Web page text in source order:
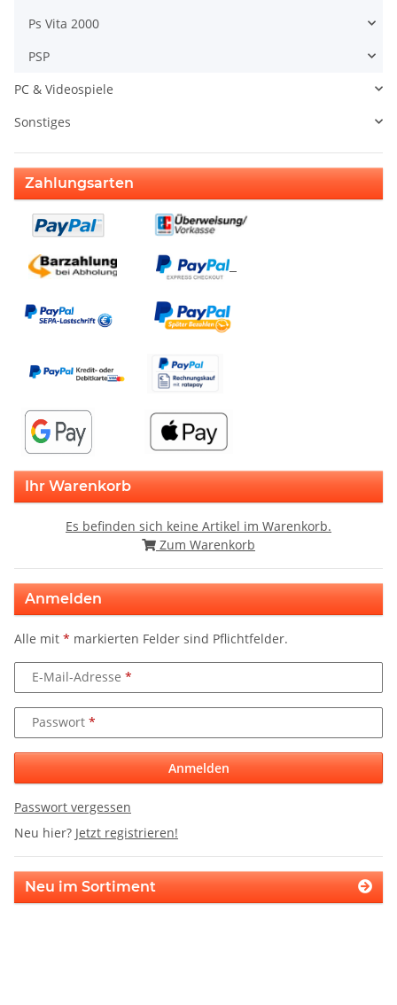
Ps Vita 2000
PSP
PC & Videospiele
Sonstiges
Zahlungsarten
Ihr Warenkorb
Es befinden sich keine Artikel im Warenkorb.
Zum Warenkorb
Anmelden
Alle mit * markierten Felder sind Pflichtfelder.
E-Mail-Adresse
Passwort
Anmelden
Passwort vergessen
Neu hier? Jetzt registrieren!
Neu im Sortiment